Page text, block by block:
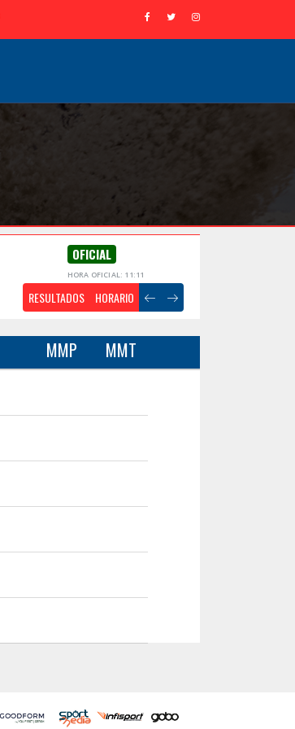
OFICIAL
HORA OFICIAL: 11:11
RESULTADOS HORARIO
MMP MMT